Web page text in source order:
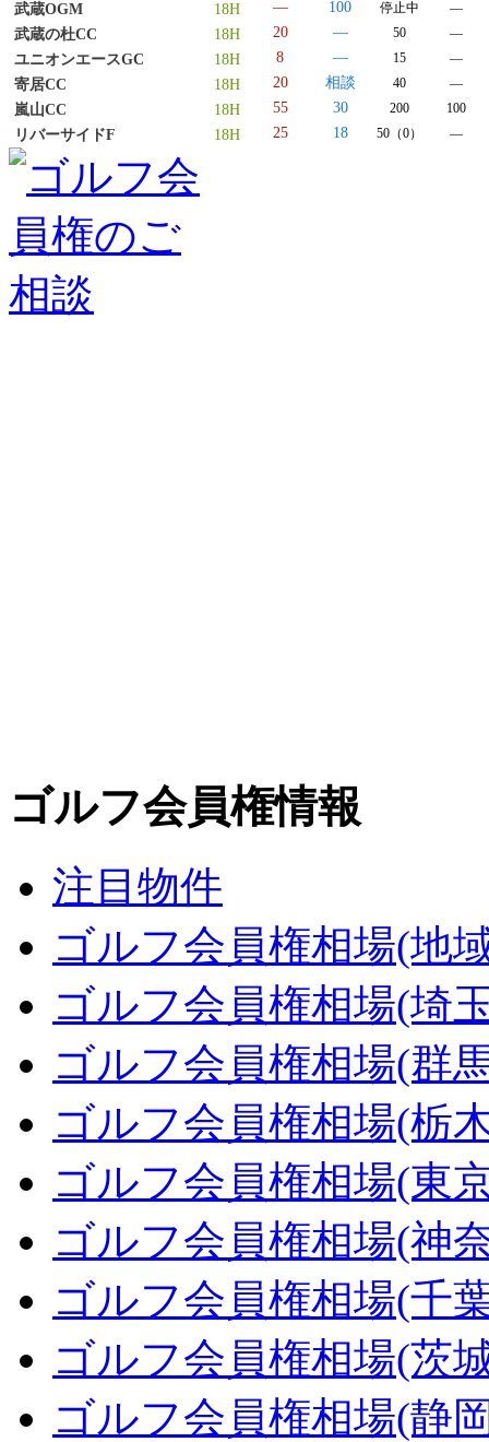
武蔵OGM 18H ― 100 停止中 ―
武蔵の杜CC 18H 20 ― 50 ―
ユニオンエースGC 18H 8 ― 15 ―
寄居CC 18H 20 相談 40 ―
嵐山CC 18H 55 30 200 100
リバーサイドF 18H 25 18 50（0） ―
ゴルフ会員権情報
注目物件
ゴルフ会員権相場(地
ゴルフ会員権相場(埼
ゴルフ会員権相場(群
ゴルフ会員権相場(栃
ゴルフ会員権相場(東
ゴルフ会員権相場(神
ゴルフ会員権相場(千
ゴルフ会員権相場(茨
ゴルフ会員権相場(静